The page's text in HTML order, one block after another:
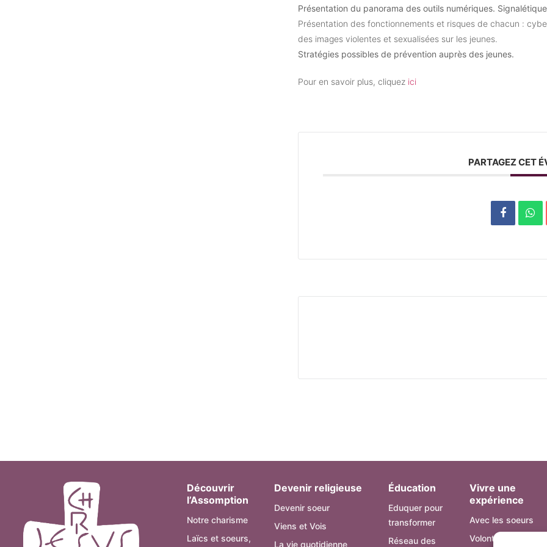
Présentation du panorama des outils numériques.
Présentation des fonctionnements et risques de chacun :
des images violentes et sexualisées sur les jeunes.
Stratégies possibles de prévention auprès des jeunes.
Pour en savoir plus, cliquez ici
PARTAGEZ CET
Découvrir
l’Assomption
Notre charisme
Laïcs et soeurs,
Devenir religieuse
Devenir soeur
Viens et Vois
La vie quotidienne
Éducation
Eduquer pour
transformer
Réseau des
Vivre une
expérience
Avec les soeurs
Volontariat AMA